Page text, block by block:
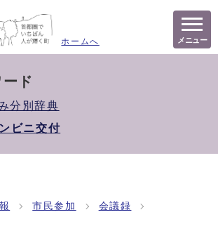
ホームへ メニュー
ド
分別辞典
ビニ交付
市民参加 会議録